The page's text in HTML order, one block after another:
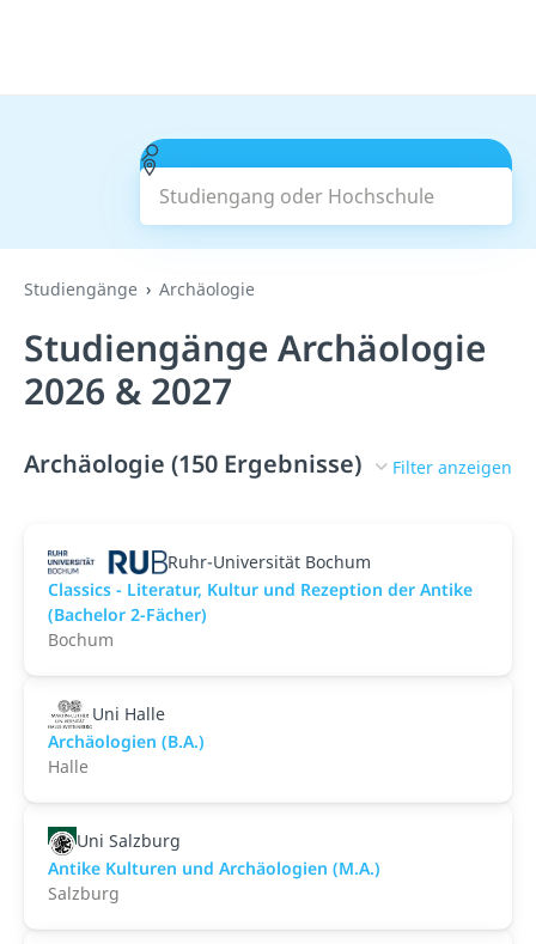
Studiengang oder Hochschule
Suchen
Studiengänge Archäologie
Studiengänge Archäologie
2026 & 2027
Archäologie (150 Ergebnisse) Filter anzeigen
Ruhr-Universität Bochum
Classics - Literatur, Kultur und Rezeption der Antike
(Bachelor 2-Fächer)
Bochum
Uni Halle
Archäologien (B.A.)
Halle
Uni Salzburg
Antike Kulturen und Archäologien (M.A.)
Salzburg